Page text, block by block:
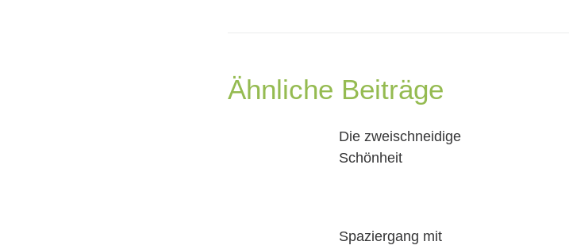
Ähnliche Beiträge
Die zweischneidige
Schönheit
Spaziergang mit